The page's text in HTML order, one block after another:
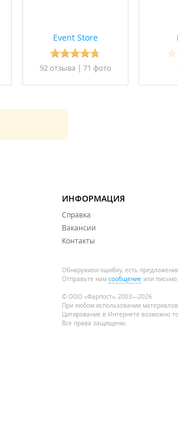
Event Store
92 отзывa | 71 фото
ИНФОРМАЦИЯ
Справка
Вакансии
Контакты
Обнаружили ошибку, есть
Отправьте нам сообщение или письмо:
© ООО «Фарпост», 2003—2026
При любом использовании материалов
Цитирование в Интернете возможно
Все права защищены.